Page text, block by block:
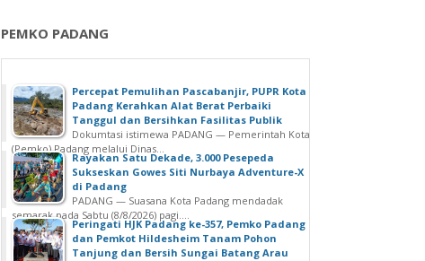
PEMKO PADANG
Percepat Pemulihan Pascabanjir, PUPR Kota
Padang Kerahkan Alat Berat Perbaiki
Tanggul dan Bersihkan Fasilitas Publik
Dokumtasi istimewa PADANG — Pemerintah Kota
(Pemko) Padang melalui Dinas...
Rayakan Satu Dekade, 3.000 Pesepeda
Sukseskan Gowes Siti Nurbaya Adventure-X
di Padang
PADANG — Suasana Kota Padang mendadak
semarak pada Sabtu (8/8/2026) pagi....
Peringati HJK Padang ke-357, Pemko Padang
dan Pemkot Hildesheim Tanam Pohon
Tanjung dan Bersih Sungai Batang Arau